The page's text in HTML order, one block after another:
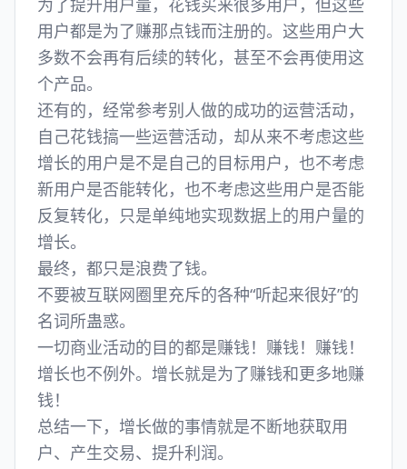
为了提升用户量，花钱买来很多用户，但这些
用户都是为了赚那点钱而注册的。这些用户大
多数不会再有后续的转化，甚至不会再使用这
个产品。
还有的，经常参考别人做的成功的运营活动，
自己花钱搞一些运营活动，却从来不考虑这些
增长的用户是不是自己的目标用户，也不考虑
新用户是否能转化，也不考虑这些用户是否能
反复转化，只是单纯地实现数据上的用户量的
增长。
最终，都只是浪费了钱。
不要被互联网圈里充斥的各种“听起来很好”的
名词所蛊惑。
一切商业活动的目的都是赚钱！赚钱！赚钱！
增长也不例外。增长就是为了赚钱和更多地赚
钱！
总结一下，增长做的事情就是不断地获取用
户、产生交易、提升利润。